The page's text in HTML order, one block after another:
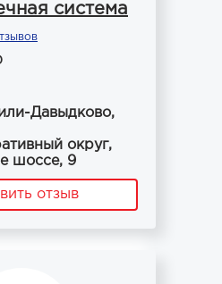
система
Давыдково,
округ,
шоссе, 9
отзыв